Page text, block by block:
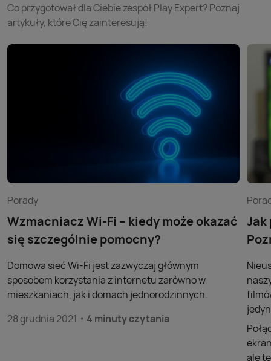
Co przygotował dla Ciebie zespół Play Expert? Poznaj
artykuły, które Cię zainteresują!
Porady
Wzmacniacz Wi-Fi – kiedy może okazać
się szczególnie pomocny?
Domowa sieć Wi-Fi jest zazwyczaj głównym
sposobem korzystania z internetu zarówno w
mieszkaniach, jak i domach jednorodzinnych.
28 grudnia 2021
4 minuty czytania
Jak
ale